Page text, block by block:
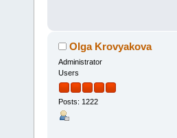
Olga Krovyakova
Administrator
Users
Posts: 1222